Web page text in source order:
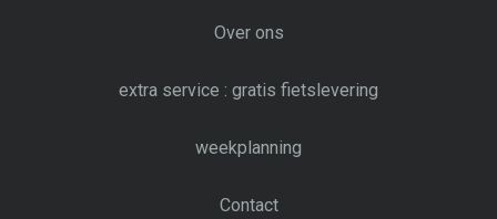
Over ons
extra service : gratis fietslevering
weekplanning
Contact